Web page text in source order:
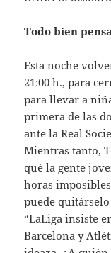
Todo bien
Esta noche
21:00 h., para
para llevar a
primera de las
ante la Real
Mientras tanto,
qué la gente
horas
puede
“LaLiga insiste
Barcelona y